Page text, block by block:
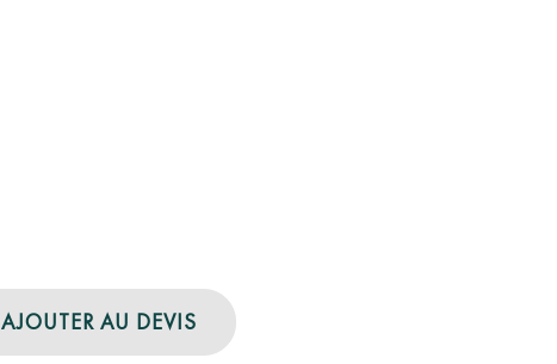
AJOUTER AU DEVIS